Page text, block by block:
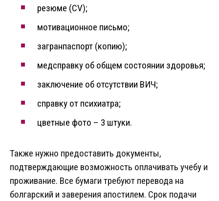
резюме (CV);
мотивационное письмо;
загранпаспорт (копию);
медсправку об общем состоянии здоровья;
заключение об отсутствии ВИЧ;
справку от психиатра;
цветные фото – 3 штуки.
Также нужно предоставить документы,
подтверждающие возможность оплачивать учебу и
проживание. Все бумаги требуют перевода на
болгарский и заверения апостилем. Срок подачи